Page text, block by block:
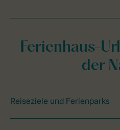
Ferienhaus-
der
Reiseziele und Ferienparks